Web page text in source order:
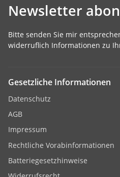
Newsletter
Bitte senden Sie mir
widerruflich Informationen zu
Gesetzliche Informationen
Datenschutz
AGB
Impressum
Rechtliche Vorabinformationen
Batteriegesetzhinweise